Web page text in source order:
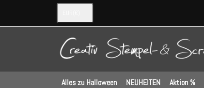
Alles zu Halloween NEUHEITEN Aktion %